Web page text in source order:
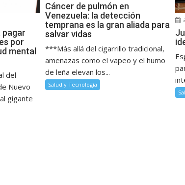
pagar
por
mental
del
Nuevo
gigante
Cáncer de pulmón en
Venezuela: la detección
temprana es la gran aliada para
salvar vidas
***Más allá del cigarrillo tradicional,
amenazas como el vapeo y el humo
de leña elevan los...
Salud y Tecnología